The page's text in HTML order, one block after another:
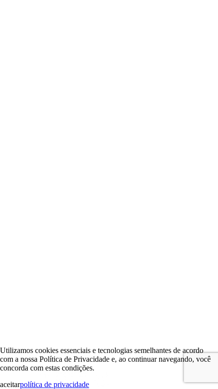
Utilizamos cookies essenciais e tecnologias semelhantes de acordo
com a nossa Política de Privacidade e, ao continuar navegando, você
concorda com estas condições.
aceitarpolítica de privacidade